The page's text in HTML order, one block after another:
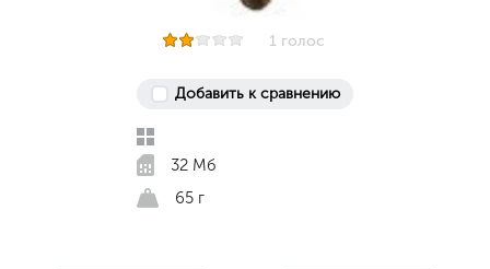
1 голос
Добавить к сравнению
32 Мб
65 г